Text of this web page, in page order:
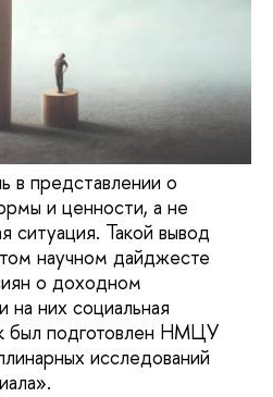
в представлении о
и ценности, а не
ситуация. Такой вывод
научном дайджесте
о доходном
на них социальная
был подготовлен НМЦУ
исследований